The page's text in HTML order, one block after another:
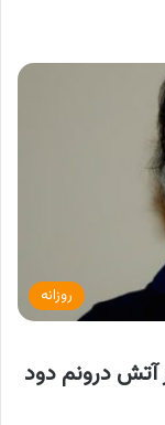
روزانه
آتش درونم دود